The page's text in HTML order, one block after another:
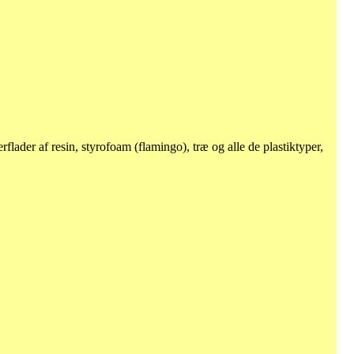
af resin, styrofoam (flamingo), træ og alle de plastiktyper,